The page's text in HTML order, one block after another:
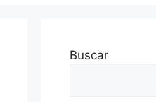
Buscar